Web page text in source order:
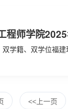
程师学院
<<上一页